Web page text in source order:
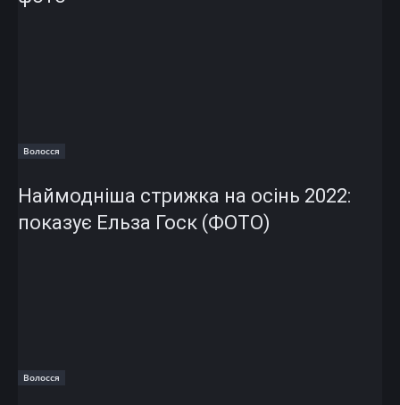
Волосся
Наймодніша стрижка на осінь 2022:
показує Ельза Госк (ФОТО)
Волосся